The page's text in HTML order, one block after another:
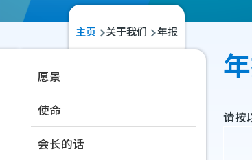
导
航
结
主页 关于我们 年报
请按
navigation
愿景
使命
会长的话